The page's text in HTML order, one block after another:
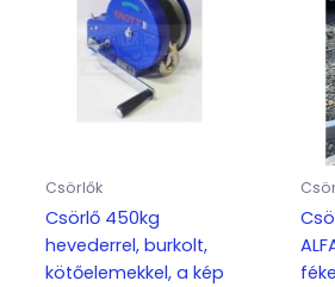
Csörlők
Csörlő 450kg
hevederrel, burkolt,
kötőelemekkel, a kép